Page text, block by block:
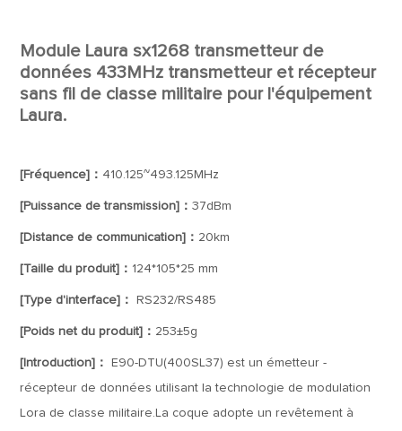
Module Laura sx1268 transmetteur de
données 433MHz transmetteur et récepteur
sans fil de classe militaire pour l'équipement
Laura.
[Fréquence]： 410.125~493.125MHz
[Puissance de transmission]：37dBm
[Distance de communication]： 20km
[Taille du produit]： 124*105*25 mm
[Type d'interface]： RS232/RS485
[Poids net du produit]： 253±5g
[Introduction]：
E90-DTU(400SL37) est un émetteur -
récepteur de données utilisant la technologie de modulation
Lora de classe militaire.La coque adopte un revêtement à